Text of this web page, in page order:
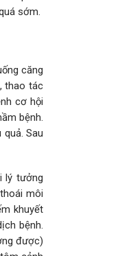
sớm.
căng
thao tác
cơ hội
bệnh.
Sau
lý tưởng
môi
khuyết
bệnh.
được)